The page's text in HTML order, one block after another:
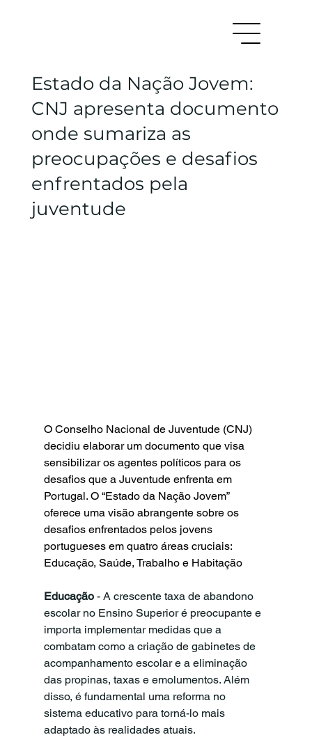
Estado da Nação Jovem:
CNJ apresenta documento
onde sumariza as
preocupações e desafios
enfrentados pela
juventude
O Conselho Nacional de Juventude (CNJ)
decidiu elaborar um documento que visa
sensibilizar os agentes políticos para os
desafios que a Juventude enfrenta em
Portugal. O “Estado da Nação Jovem”
oferece uma visão abrangente sobre os
desafios enfrentados pelos jovens
portugueses em quatro áreas cruciais:
Educação, Saúde, Trabalho e Habitação
Educação - A crescente taxa de abandono
escolar no Ensino Superior é preocupante e
importa implementar medidas que a
combatam como a criação de gabinetes de
acompanhamento escolar e a eliminação
das propinas, taxas e emolumentos. Além
disso, é fundamental uma reforma no
sistema educativo para torná-lo mais
adaptado às realidades atuais.